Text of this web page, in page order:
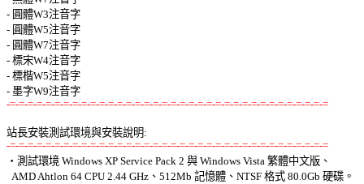
-=-=-=-=-=-=-=-=-=-=-=-=-=-=-=-=-=-=-=-=-=-=-=-=-=-=-=-=-=-=-=-=-=-=-=-=
站長安裝測試環境與安裝說明:
-=-=-=-=-=-=-=-=-=-=-=-=-=-=-=-=-=-=-=-=-=-=-=-=-=-=-=-=-=-=-=-=-=-=-=-=
‧測試環境 Windows XP Service Pack 2 與 Windows Vista 繁體中文版、
  AMD Ahtlon 64 CPU 2.44 GHz、512Mb 記憶體、NTSF 格式 80.0Gb 硬碟。